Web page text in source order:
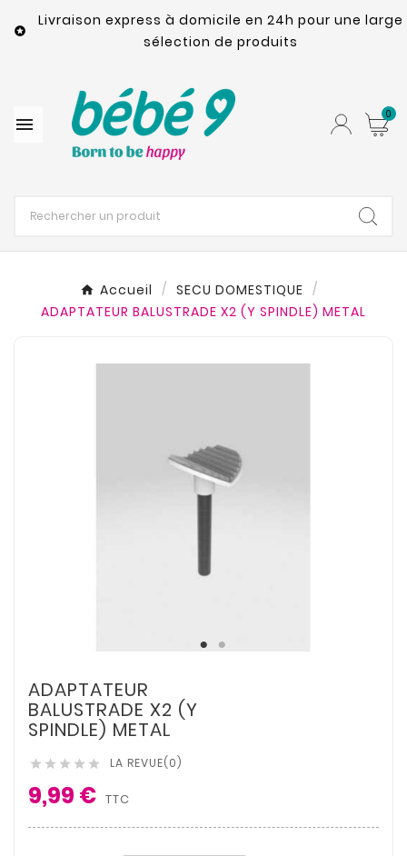

Livraison express à domicile en 24h pour une large
sélection de produits
 0
Accueil
SECU DOMESTIQUE
ADAPTATEUR BALUSTRADE X2 (Y SPINDLE) METAL
ADAPTATEUR
BALUSTRADE X2 (Y
SPINDLE) METAL
     LA REVUE(0)
9,99 € TTC